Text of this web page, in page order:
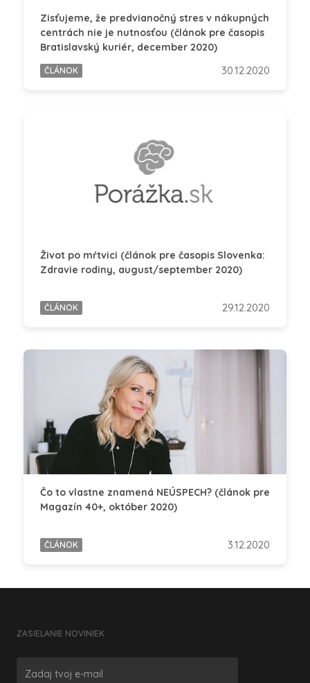
Zisťujeme, že predvianočný stres v nákupných
centrách nie je nutnosťou (článok pre časopis
Bratislavský kuriér, december 2020)
ČLÁNOK 30.12.2020
Život po mŕtvici (článok pre časopis Slovenka:
Zdravie rodiny, august/september 2020)
ČLÁNOK 29.12.2020
Čo to vlastne znamená NEÚSPECH? (článok pre
Magazín 40+, október 2020)
ČLÁNOK 3.12.2020
ZASIELANIE NOVINIEK